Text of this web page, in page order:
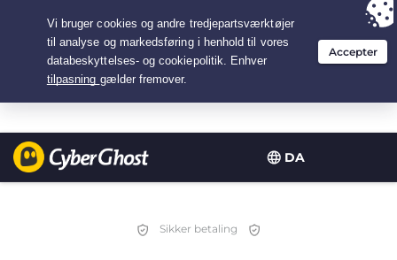
DA
Your choice: The Best Deal for 1.5-years at $
Sikker betaling